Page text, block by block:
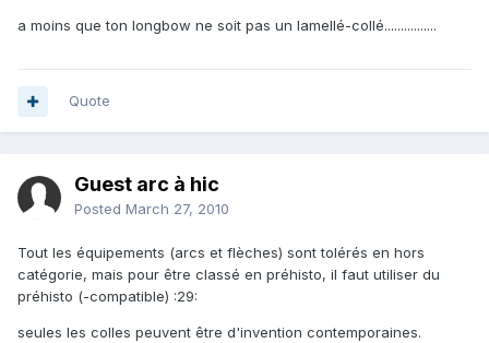
a moins que ton longbow ne soit pas un lamellé-collé................
Quote
Guest arc à hic
Posted March 27, 2010
Tout les équipements (arcs et flèches) sont tolérés en hors
catégorie, mais pour être classé en préhisto, il faut utiliser du
préhisto (-compatible) :29:
seules les colles peuvent être d'invention contemporaines.